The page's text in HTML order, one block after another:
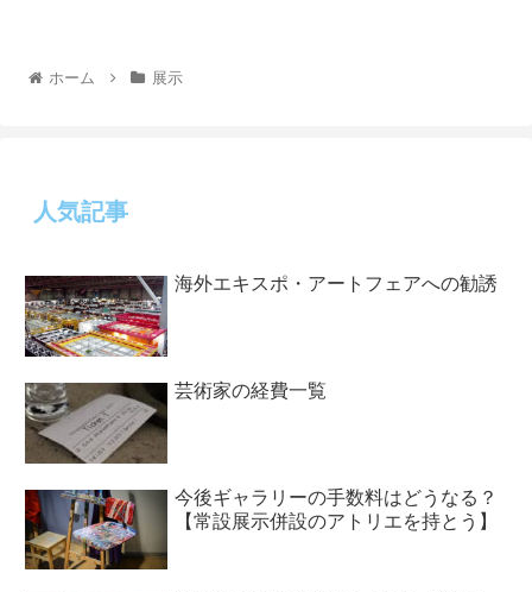
ホーム 展示
人気記事
海外エキスポ・アートフェアへの勧誘
芸術家の経費一覧
今後ギャラリーの手数料はどうなる？
【常設展示併設のアトリエを持とう】